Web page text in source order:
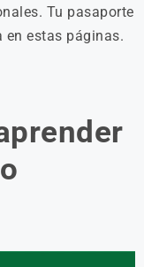
Tu pasaporte
en estas páginas.